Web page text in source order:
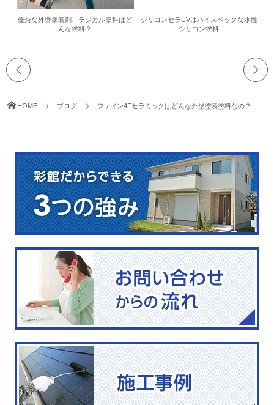
優秀な外壁塗装剤、ラジカル塗料はど
んな塗料？
シリコンセラUVはハイスペックな水性
シリコン塗料
HOME ブログ ファイン4Fセラミックはどんな外壁塗装塗料なの？